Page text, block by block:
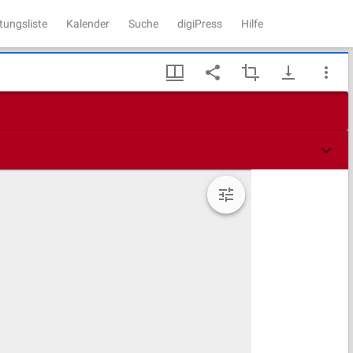
Kalender Suche digiPress Hilfe